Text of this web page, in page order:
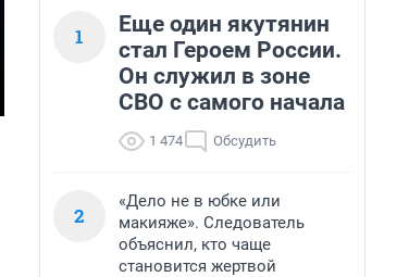
1
Еще один якутянин
стал Героем России.
Он служил в зоне
СВО с самого начала
1 474 Обсудить
2
«Дело не в юбке или
макияже». Следователь
объяснил, кто чаще
становится жертвой